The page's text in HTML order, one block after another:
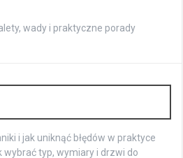
i jak działają dla efektywności?
Jak trening wpływa na